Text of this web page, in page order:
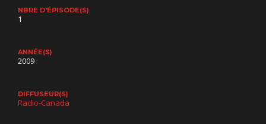
NBRE D'ÉPISODE(S)
1
ANNÉE(S)
2009
DIFFUSEUR(S)
Radio-Canada